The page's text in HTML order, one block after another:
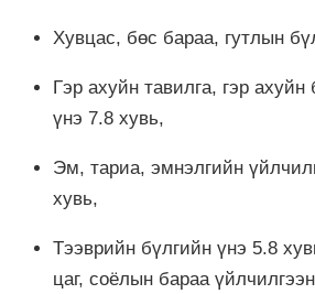
Хувцас, бөс бараа, гутлын
Гэр ахуйн тавилга, гэр
үнэ 7.8 хувь,
Эм, тариа, эмнэлгийн
хувь,
Тээврийн бүлгийн үнэ 5.8
цаг, соёлын бараа